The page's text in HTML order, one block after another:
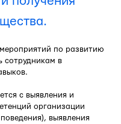
по развитию
сотрудникам в
с выявления и
организации
выявления